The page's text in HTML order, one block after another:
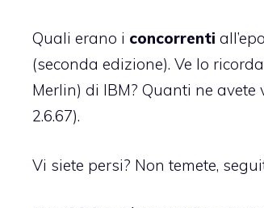
Quali erano i concorrenti
(seconda edizione). Ve lo
Merlin) di IBM? Quanti ne avete
2.6.67).
Vi siete persi? Non temete,